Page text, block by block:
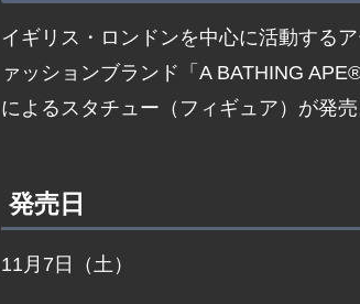
イギリス・ロンドンを中心に活動する
ァッションブランド「A BATHING
によるスタチュー（フィギュア）が発売
発売日
11月7日（土）